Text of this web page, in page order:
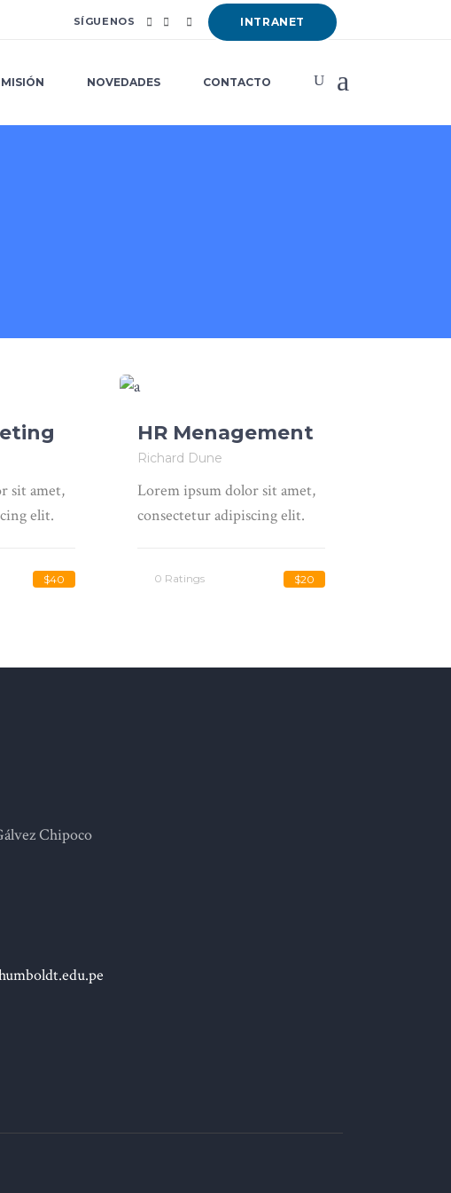
SÍGUENOS INTRANET
NOVEDADES CONTACTO
sit amet,
elit.
$40
HR Menagement
Richard Dune
Lorem ipsum dolor sit amet,
consectetur adipiscing elit.
0 Ratings $20
Chipoco